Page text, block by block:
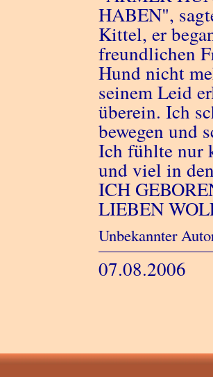
HABEN",
Kittel, er
freundlichen
Hund nicht
seinem Leid
überein. Ich
bewegen und
Ich fühlte nur
und viel in
ICH
LIEBEN
Unbekannter
07.08.2006